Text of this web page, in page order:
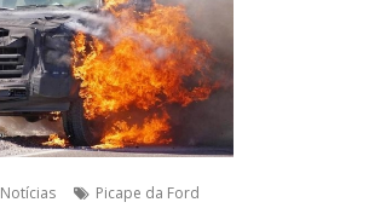
Notícias Picape da Ford